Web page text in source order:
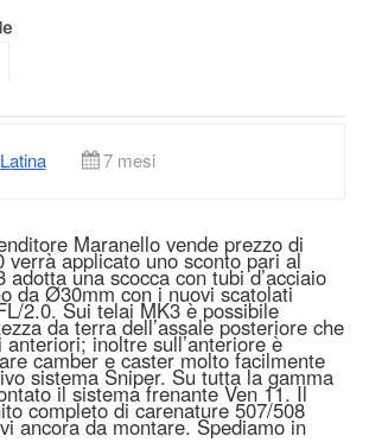
Latina 7 mesi
Maranello vende prezzo di
verrà applicato uno sconto pari al
una scocca con tubi d’acciaio
da Ø30mm con i nuovi scatolati
2.0. Sui telai MK3 è possibile
da terra dell’assale posteriore che
inoltre sull’anteriore è
camber e caster molto facilmente
sistema Sniper. Su tutta la gamma
il sistema frenante Ven 11. Il
completo di carenature 507/508
ancora da montare. Spediamo in